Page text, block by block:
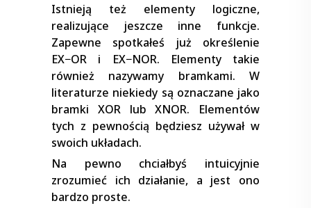
Istnieją też elementy logiczne,
realizujące jeszcze inne funkcje.
Zapewne spotkałeś już określenie
EX−OR i EX−NOR. Elementy takie
również nazywamy bramkami. W
literaturze niekiedy są oznaczane jako
bramki XOR lub XNOR. Elementów
tych z pewnością będziesz używał w
swoich układach.
Na pewno chciałbyś intuicyjnie
zrozumieć ich działanie, a jest ono
bardzo proste.